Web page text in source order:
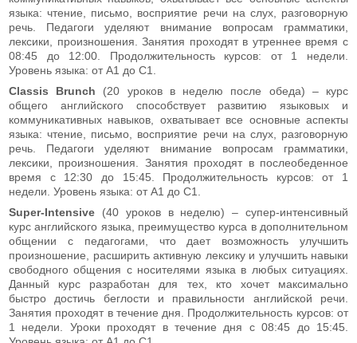
языка: чтение, письмо, восприятие речи на слух, разговорную
речь. Педагоги уделяют внимание вопросам грамматики,
лексики, произношения. Занятия проходят в утреннее время с
08:45 до 12:00. Продолжительность курсов: от 1 недели.
Уровень языка: от А1 до С1.
Classis Brunch (20 уроков в неделю после обеда) – курс
общего английского способствует развитию языковых и
коммуникативных навыков, охватывает все основные аспекты
языка: чтение, письмо, восприятие речи на слух, разговорную
речь. Педагоги уделяют внимание вопросам грамматики,
лексики, произношения. Занятия проходят в послеобеденное
время с 12:30 до 15:45. Продолжительность курсов: от 1
недели. Уровень языка: от А1 до С1.
Super-Intensive (40 уроков в неделю) – супер-интенсивный
курс английского языка, преимущество курса в дополнительном
общении с педагогами, что дает возможность улучшить
произношение, расширить активную лексику и улучшить навыки
свободного общения с носителями языка в любых ситуациях.
Данный курс разработан для тех, кто хочет максимально
быстро достичь беглости и правильности английской речи.
Занятия проходят в течение дня. Продолжительность курсов: от
1 недели. Уроки проходят в течение дня с 08:45 до 15:45.